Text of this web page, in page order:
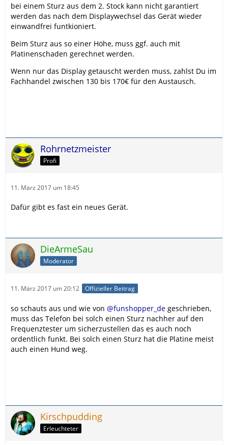
bei einem Sturz aus dem 2. Stock kann nicht garantiert
werden das nach dem Displaywechsel das Gerät wieder
einwandfrei funtkioniert.
Beim Sturz aus so einer Höhe, muss ggf. auch mit
Platinenschaden gerechnet werden.
Wenn nur das Display getauscht werden muss, zahlst Du im
Fachhandel zwischen 130 bis 170€ für den Austausch.
Rohrnetzmeister
Profi
11. März 2017 um 18:45
Dafür gibt es fast ein neues Gerät.
DieArmeSau
Moderator
11. März 2017 um 20:12 Offizieller Beitrag
so schauts aus und wie von @funshopper_de geschrieben,
muss das Telefon bei solch einen Sturz nachher auf den
Frequenztester um sicherzustellen das es auch noch
ordentlich funkt. Bei solch einen Sturz hat die Platine meist
auch einen Hund weg.
Kirschpudding
Erleuchteter